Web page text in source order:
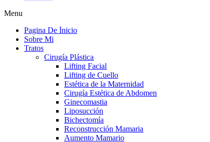
Menu
Pagina De İnicio
Sobre Mi
Tratos
Cirugía Plástica
Lifting Facial
Lifting de Cuello
Estética de la Maternidad
Cirugía Estética de Abdomen
Ginecomastia
Liposucción
Bichectomía
Reconstrucción Mamaria
Aumento Mamario